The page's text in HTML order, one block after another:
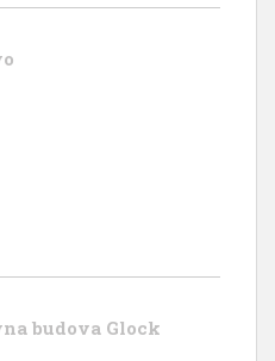
budova Glock